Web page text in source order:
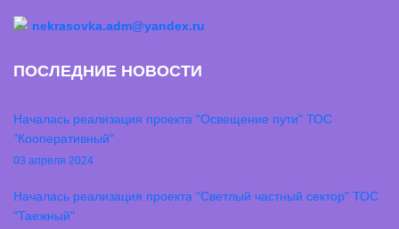
nekrasovka.adm@yandex.ru
ПОСЛЕДНИЕ НОВОСТИ
Началась реализация проекта "Освещение пути" ТОС
"Кооперативный"
03 апреля 2024
Началась реализация проекта "Светлый частный сектор" ТОС
"Таежный"